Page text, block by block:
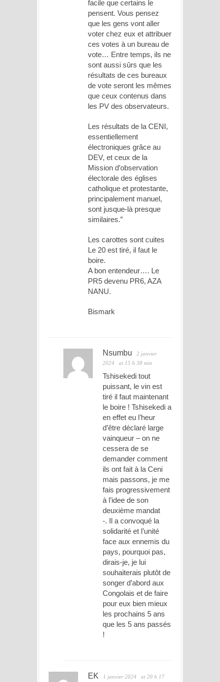
facile que certains le
pensent. Vous pensez
que les gens vont aller
voter chez eux et attribuer
ces votes à un bureau de
vote… Entre temps, ils ne
sont aussi sûrs que les
résultats de ces bureaux
de vote seront les mêmes
que ceux contenus dans
les PV des observateurs.
Les résultats de la CENI,
essentiellement
électroniques grâce au
DEV, et ceux de la
Mission d’observation
électorale des églises
catholique et protestante,
principalement manuel,
sont jusque-là presque
similaires.”
Les carottes sont cuites
Le 20 est tiré, il faut le
boire.
A bon entendeur…. Le
PR5 devenu PR6, AZA
NANU.
Bismark
Nsumbu
2 janvier
2024
at 15 h 38 min
Tshisekedi tout
puissant, le vin est
tiré il faut maintenant
le boire ! Tshisekedi a
en effet eu l’heur
d’être déclaré large
vainqueur – on ne
cessera de se
demander comment
ils ont fait à la Ceni
mais passons, je me
fais progressivement
à l’idee de son
deuxième mandat
-. Il a convoqué la
solidarité et l’unité
face aux ennemis du
pays, pourquoi pas,
dirais-je, je lui
souhaiterais plutôt de
songer d’abord aux
Congolais et de faire
pour eux bien mieux
les prochains 5 ans
que les 5 ans passés
!
EK 1 janvier 2024
at 20 h 17